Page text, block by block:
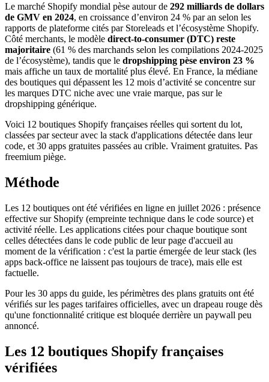
Le marché Shopify mondial pèse autour de 292 milliards de dollars
de GMV en 2024, en croissance d’environ 24 % par an selon les
rapports de plateforme cités par Storeleads et l’écosystème Shopify.
Côté merchants, le modèle direct-to-consumer (DTC) reste
majoritaire (61 % des marchands selon les compilations 2024-2025
de l’écosystème), tandis que le dropshipping pèse environ 23 %
mais affiche un taux de mortalité plus élevé. En France, la médiane
des boutiques qui dépassent les 12 mois d’activité se concentre sur
les marques DTC niche avec une vraie marque, pas sur le
dropshipping générique.
Voici 12 boutiques Shopify françaises réelles qui sortent du lot,
classées par secteur avec la stack d'applications détectée dans leur
code, et 30 apps gratuites passées au crible. Vraiment gratuites. Pas
freemium piège.
Méthode
Les 12 boutiques ont été vérifiées en ligne en juillet 2026 : présence
effective sur Shopify (empreinte technique dans le code source) et
activité réelle. Les applications citées pour chaque boutique sont
celles détectées dans le code public de leur page d'accueil au
moment de la vérification : c'est la partie émergée de leur stack (les
apps back-office ne laissent pas toujours de trace), mais elle est
factuelle.
Pour les 30 apps du guide, les périmètres des plans gratuits ont été
vérifiés sur les pages tarifaires officielles, avec un drapeau rouge dès
qu'une fonctionnalité critique est bloquée derrière un paywall peu
annoncé.
Les 12 boutiques Shopify françaises
vérifiées